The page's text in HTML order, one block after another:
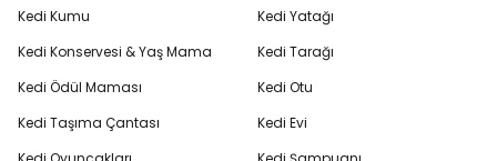
Kedi Kumu
Kedi Konservesi & Yaş Mama
Kedi Ödül Maması
Kedi Taşıma Çantası
Kedi Yatağı
Kedi Tarağı
Kedi Otu
Kedi Evi